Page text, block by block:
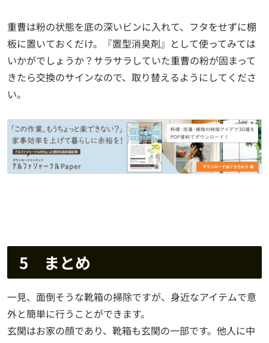
重曹は粉の状態を底の深いビンに入れて、フタをせずに棚
板に置いておくだけ。『置型消臭剤』として使ってみては
いかがでしょうか？サラサラしていた重曹の粉が固まって
きたら交換のサインなので、取り替えるようにしてくださ
い。
5 まとめ
一見、面倒そうな靴箱の掃除ですが、身近なアイテムで意
外と簡単に行うことができます。
玄関はお家の顔であり、靴箱も玄関の一部です。他人に中